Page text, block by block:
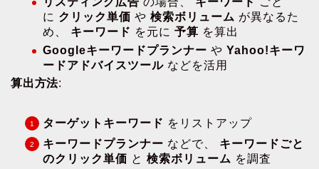
に クリック単価 や 検索ボリューム が異なるた
め、 キーワード を元に 予算 を算出
Googleキーワードプランナー や Yahoo!キーワ
ードアドバイスツール などを活用
算出方法:
ターゲットキーワード をリストアップ
キーワードプランナー などで、 キーワードごと
のクリック単価 と 検索ボリューム を調査